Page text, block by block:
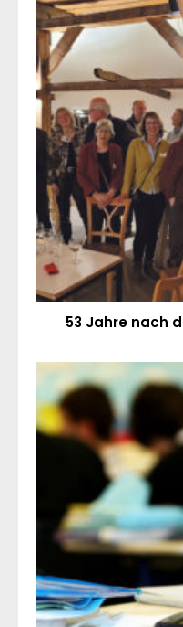
53 Jahre nach